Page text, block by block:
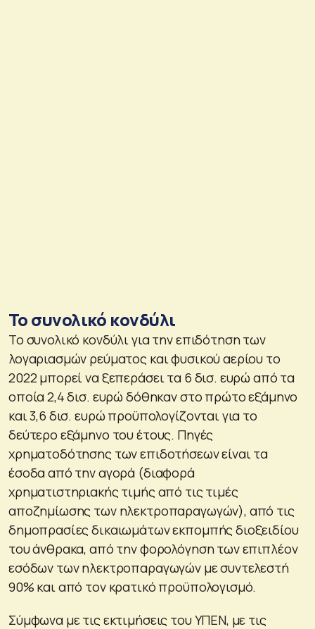
Το συνολικό κονδύλι
Το συνολικό κονδύλι για την επιδότηση των
λογαριασμών ρεύματος και φυσικού αερίου το
2022 μπορεί να ξεπεράσει τα 6 δισ. ευρώ από τα
οποία 2,4 δισ. ευρώ δόθηκαν στο πρώτο εξάμηνο
και 3,6 δισ. ευρώ προϋπολογίζονται για το
δεύτερο εξάμηνο του έτους. Πηγές
χρηματοδότησης των επιδοτήσεων είναι τα
έσοδα από την αγορά (διαφορά
χρηματιστηριακής τιμής από τις τιμές
αποζημίωσης των ηλεκτροπαραγωγών), από τις
δημοπρασίες δικαιωμάτων εκπομπής διοξειδίου
του άνθρακα, από την φορολόγηση των επιπλέον
εσόδων των ηλεκτροπαραγωγών με συντελεστή
90% και από τον κρατικό προϋπολογισμό.
Σύμφωνα με τις εκτιμήσεις του ΥΠΕΝ, με τις